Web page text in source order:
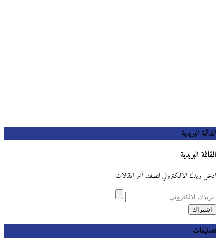
القائمة البريدية
القائمة البريدية
ادخل بريدك الالكتروني لتصلك آخر المقالات
تصنيفات